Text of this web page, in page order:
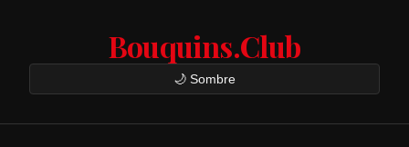
Bouquins.Club
🌙 Sombre